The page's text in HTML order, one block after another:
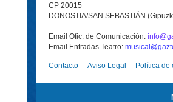
CP 20015
DONOSTIA/SAN SEBASTIÁN
Email Ofic. de Comunicación:
Email Entradas Teatro:
Contacto Aviso Legal Política de